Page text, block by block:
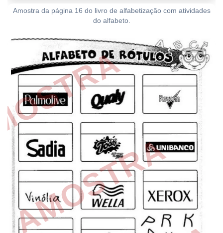
Amostra da página 16 do livro de alfabetização com atividades
do alfabeto.